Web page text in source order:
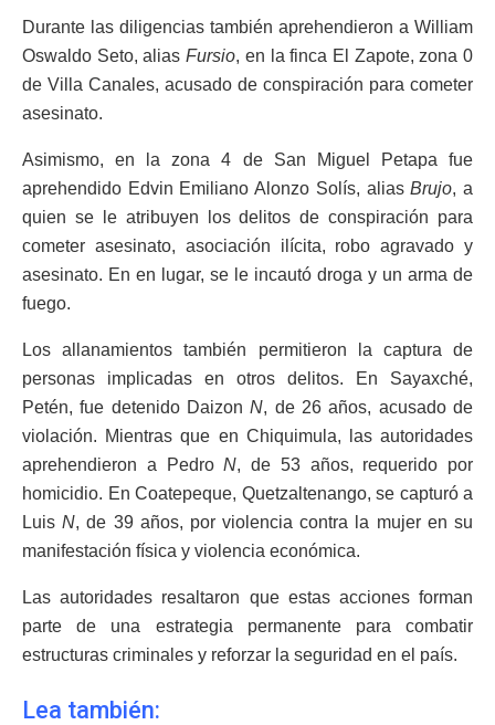
Durante las diligencias también aprehendieron a William
Oswaldo Seto, aliasFursio, en la finca El Zapote, zona 0
de Villa Canales, acusado de conspiración para cometer
asesinato.
Asimismo, en la zona 4 de San Miguel Petapa fue
aprehendido Edvin Emiliano Alonzo Solís, aliasBrujo, a
quien se le atribuyen los delitos de conspiración para
cometer asesinato, asociación ilícita, robo agravado y
asesinato. En en lugar, se le incautó droga y un arma de
fuego.
Los allanamientos también permitieron la captura de
personas implicadas en otros delitos. En Sayaxché,
Petén, fue detenido DaizonN, de 26 años, acusado de
violación. Mientras que en Chiquimula, las autoridades
aprehendieron a PedroN, de 53 años, requerido por
homicidio. En Coatepeque, Quetzaltenango, se capturó a
LuisN, de 39 años, por violencia contra la mujer en su
manifestación física y violencia económica.
Las autoridades resaltaron que estas acciones forman
parte de una estrategia permanente para combatir
estructuras criminales y reforzar la seguridad en el país.
Lea también: